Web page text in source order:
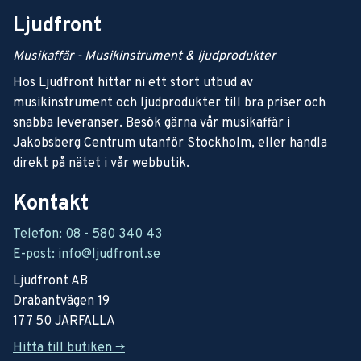
Ljudfront
Musikaffär - Musikinstrument & ljudprodukter
Hos Ljudfront hittar ni ett stort utbud av
musikinstrument och ljudprodukter till bra priser och
snabba leveranser. Besök gärna vår musikaffär i
Jakobsberg Centrum utanför Stockholm, eller handla
direkt på nätet i vår webbutik.
Kontakt
Telefon: 08 - 580 340 43
E-post: info@ljudfront.se
Ljudfront AB
Drabantvägen 19
177 50 JÄRFÄLLA
Hitta till butiken ->